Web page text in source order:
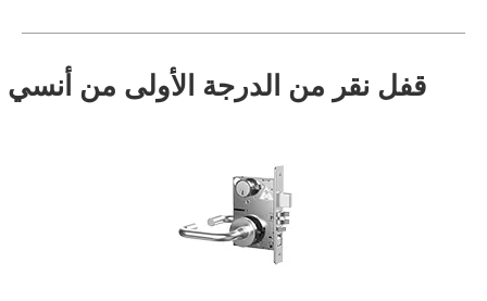
قفل نقر من الدرجة الأولى من أنسي